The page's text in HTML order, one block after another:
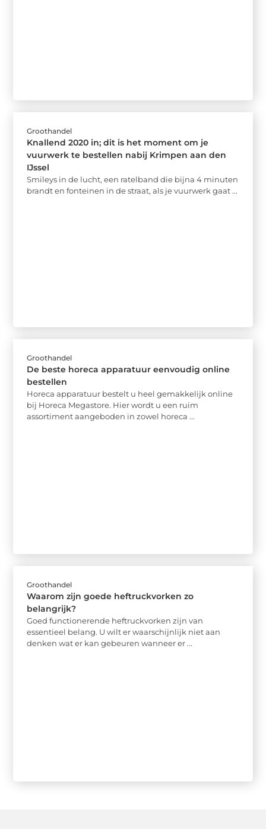
Groothandel
Knallend 2020 in; dit is het moment om je
vuurwerk te bestellen nabij Krimpen aan den
IJssel
Smileys in de lucht, een ratelband die bijna 4 minuten
brandt en fonteinen in de straat, als je vuurwerk gaat ...
Groothandel
De beste horeca apparatuur eenvoudig online
bestellen
Horeca apparatuur bestelt u heel gemakkelijk online
bij Horeca Megastore. Hier wordt u een ruim
assortiment aangeboden in zowel horeca ...
Groothandel
Waarom zijn goede heftruckvorken zo
belangrijk?
Goed functionerende heftruckvorken zijn van
essentieel belang. U wilt er waarschijnlijk niet aan
denken wat er kan gebeuren wanneer er ...